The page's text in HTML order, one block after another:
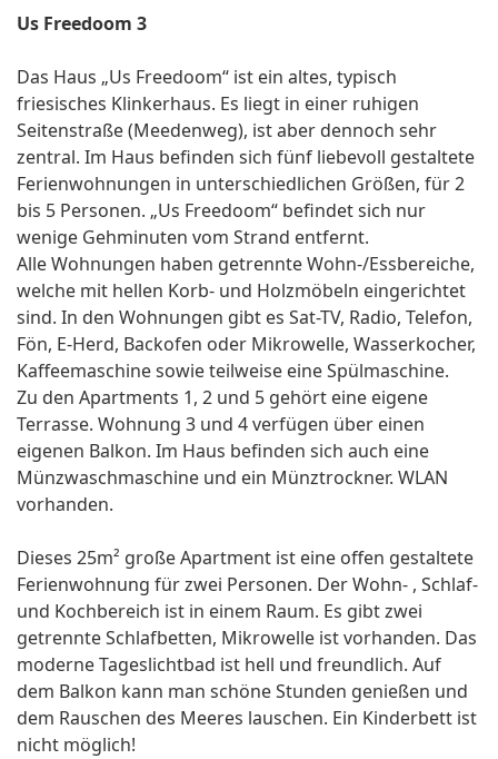
Us Freedoom 3
Das Haus „Us Freedoom“ ist ein altes, typisch
friesisches Klinkerhaus. Es liegt in einer ruhigen
Seitenstraße (Meedenweg), ist aber dennoch sehr
zentral. Im Haus befinden sich fünf liebevoll gestaltete
Ferienwohnungen in unterschiedlichen Größen, für 2
bis 5 Personen. „Us Freedoom“ befindet sich nur
wenige Gehminuten vom Strand entfernt.
Alle Wohnungen haben getrennte Wohn-/Essbereiche,
welche mit hellen Korb- und Holzmöbeln eingerichtet
sind. In den Wohnungen gibt es Sat-TV, Radio, Telefon,
Fön, E-Herd, Backofen oder Mikrowelle, Wasserkocher,
Kaffeemaschine sowie teilweise eine Spülmaschine.
Zu den Apartments 1, 2 und 5 gehört eine eigene
Terrasse. Wohnung 3 und 4 verfügen über einen
eigenen Balkon. Im Haus befinden sich auch eine
Münzwaschmaschine und ein Münztrockner. WLAN
vorhanden.
Dieses 25m² große Apartment ist eine offen gestaltete
Ferienwohnung für zwei Personen. Der Wohn- , Schlaf-
und Kochbereich ist in einem Raum. Es gibt zwei
getrennte Schlafbetten, Mikrowelle ist vorhanden. Das
moderne Tageslichtbad ist hell und freundlich. Auf
dem Balkon kann man schöne Stunden genießen und
dem Rauschen des Meeres lauschen. Ein Kinderbett ist
nicht möglich!